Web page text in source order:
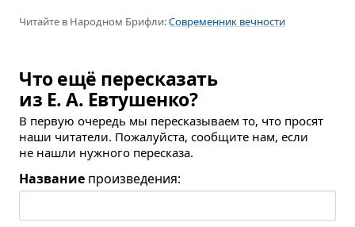
Читайте в Народном Брифли:Современник вечности
Что ещё пересказать
из Е. А. Евтушенко?
В первую очередь мы пересказываем то, что просят
наши читатели. Пожалуйста, сообщите нам, если
не нашли нужного пересказа.
Название произведения: